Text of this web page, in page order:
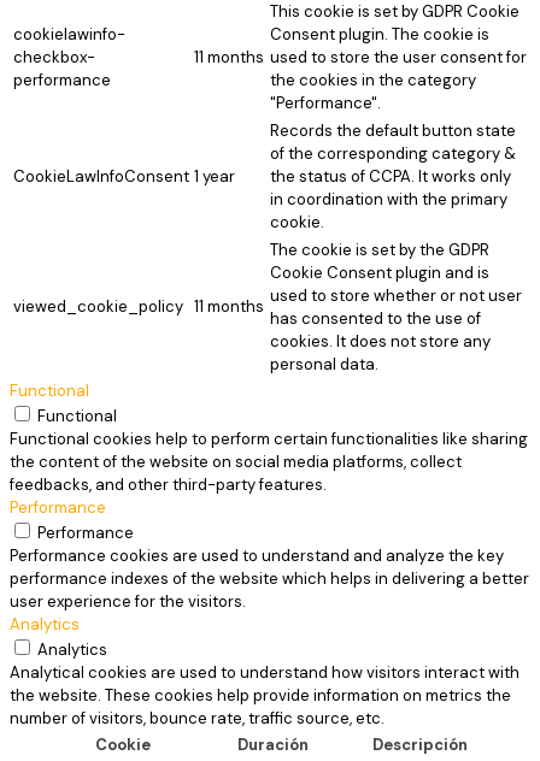
cookielawinfo-
checkbox-
performance
11 months
This cookie is set by GDPR Cookie
Consent plugin. The cookie is
used to store the user consent for
the cookies in the category
"Performance".
CookieLawInfoConsent 1 year
Records the default button state
of the corresponding category &
the status of CCPA. It works only
in coordination with the primary
cookie.
viewed_cookie_policy 11 months
The cookie is set by the GDPR
Cookie Consent plugin and is
used to store whether or not user
has consented to the use of
cookies. It does not store any
personal data.
Functional
Functional
Functional cookies help to perform certain functionalities like sharing
the content of the website on social media platforms, collect
feedbacks, and other third-party features.
Performance
Performance
Performance cookies are used to understand and analyze the key
performance indexes of the website which helps in delivering a better
user experience for the visitors.
Analytics
Analytics
Analytical cookies are used to understand how visitors interact with
the website. These cookies help provide information on metrics the
number of visitors, bounce rate, traffic source, etc.
Cookie
Duración Descripción